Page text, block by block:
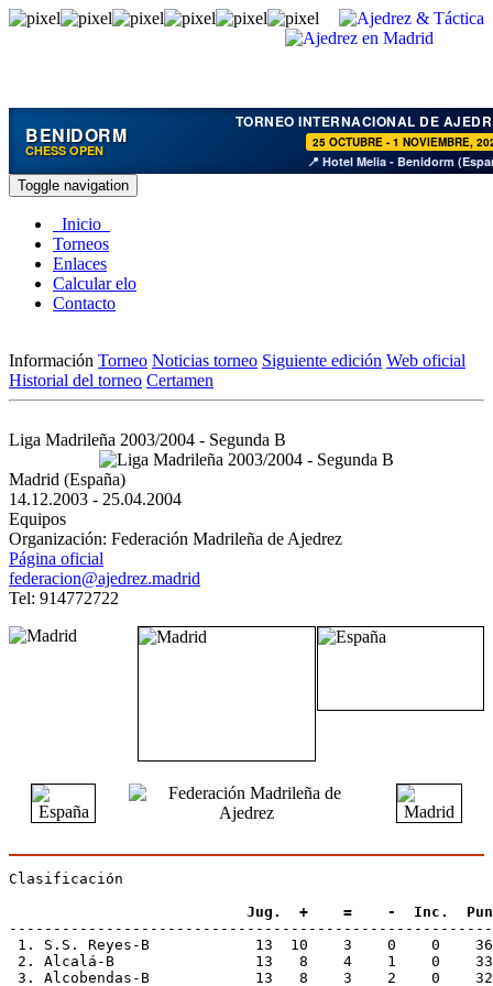
BENIDORM
CHESS OPEN
TORNEO INTERNACIONAL DE
25 OCTUBRE - 1 NOVIEMBRE,
📍 Hotel Melia - Benidorm
Toggle navigation
Inicio
Torneos
Enlaces
Calcular elo
Contacto
Información Torneo Noticias torneo Siguiente edición Web oficial
Historial del torneo Certamen
Liga Madrileña 2003/2004 - Segunda B
Madrid (España)
14.12.2003 - 25.04.2004
Equipos
Organización: Federación Madrileña de Ajedrez
Página oficial
federacion@ajedrez.madrid
Tel: 914772722
Clasificación
Jug.  +    =    -  Inc.
1. S.S. Reyes-B            13  10    3    0    0
2. Alcalá-B                13   8    4    1    0
3. Alcobendas-B            13   8    3    2    0